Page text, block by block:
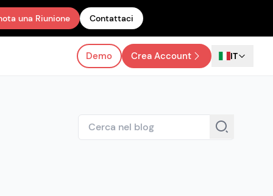
una Riunione Contattaci
Demo Crea Account IT